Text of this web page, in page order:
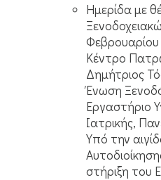
Ημερίδα με
Φεβρουαρίου
Κέντρο
Δημήτριος
Ένωση
Εργαστήριο
Ιατρικής,
Υπό την
στήριξη του